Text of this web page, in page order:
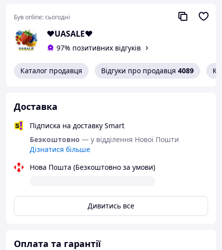
Характеристики:
Виготовлений з матеріалу відмінної якості,
м'який та гнучкий, нетоксичний та без
Шипи добре стимулюють ваші чутливі
оргазму, задовольняючи ваше сексуальне
бажання.
З цією рукавичкою ви можете
насолоджуватися сеансом масажу.
Був online:сьогодні
❤️UASALE❤️
97% позитивних відгуків
Каталог продавця Відгуки про продавця 4089
Доставка
Підписка на доставку Smart
Безкоштовно — у відділення Нової Пошти
Дізнатися більше
Нова Пошта (Безкоштовно за умови)
Дивитись все
Оплата та гарантії